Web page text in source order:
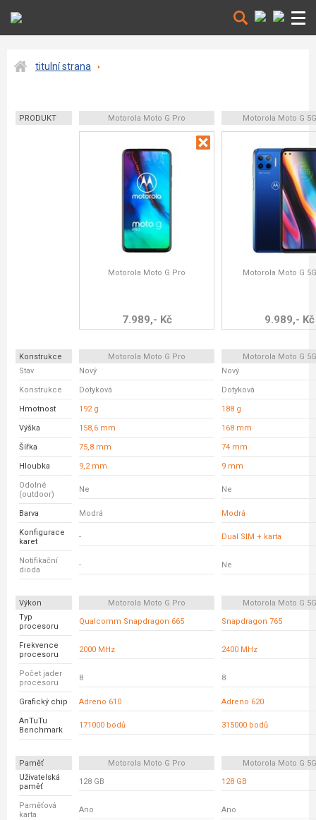
titulní strana
PRODUKT Motorola Moto G Pro Motorola Moto G
Motorola Moto G Pro
7.989,- Kč
Motorola Moto G
9.989,- Kč
Konstrukce Motorola Moto G Pro
Motorola Moto G
Stav
Nový Nový
Konstrukce Dotyková Dotyková
Hmotnost 192 g 188 g
Výška 158,6 mm 168 mm
Šířka 75,8 mm 74 mm
Hloubka 9,2 mm 9 mm
Odolné
(outdoor)
Ne Ne
Barva Modrá Modrá
Konfigurace
karet
- Dual SIM + karta
Notifikační
dioda
- Ne
Výkon Motorola Moto G Pro
Motorola Moto G
Typ
procesoru
Qualcomm Snapdragon 665 Snapdragon 765
Frekvence
procesoru
2000 MHz 2400 MHz
Počet jader
procesoru
8 8
Grafický chip Adreno 610 Adreno 620
AnTuTu
Benchmark
171000 bodů 315000 bodů
Paměť Motorola Moto G Pro
Motorola Moto G
Uživatelská
paměť
128 GB 128 GB
Paměťová
karta
Ano Ano